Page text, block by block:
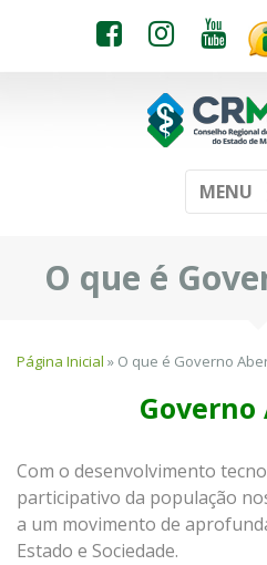
MENU
O que é
Página Inicial » O que é Governo
Governo
Com o desenvolvimento
participativo da população
a um movimento de
Estado e Sociedade.